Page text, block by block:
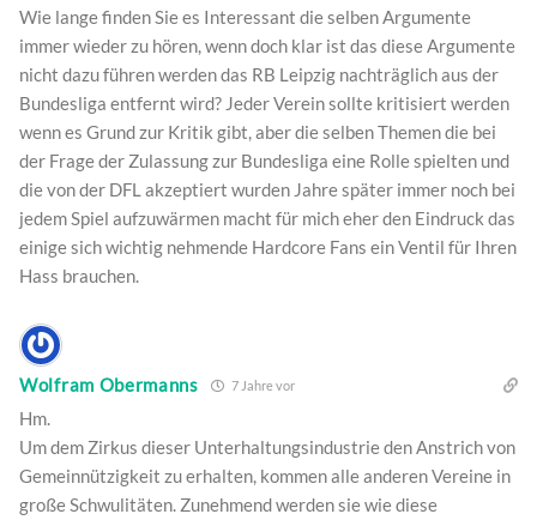
Wie lange finden Sie es Interessant die selben Argumente
immer wieder zu hören, wenn doch klar ist das diese Argumente
nicht dazu führen werden das RB Leipzig nachträglich aus der
Bundesliga entfernt wird? Jeder Verein sollte kritisiert werden
wenn es Grund zur Kritik gibt, aber die selben Themen die bei
der Frage der Zulassung zur Bundesliga eine Rolle spielten und
die von der DFL akzeptiert wurden Jahre später immer noch bei
jedem Spiel aufzuwärmen macht für mich eher den Eindruck das
einige sich wichtig nehmende Hardcore Fans ein Ventil für Ihren
Hass brauchen.
Wolfram Obermanns 7 Jahre vor
Hm.
Um dem Zirkus dieser Unterhaltungsindustrie den Anstrich von
Gemeinnützigkeit zu erhalten, kommen alle anderen Vereine in
große Schwulitäten. Zunehmend werden sie wie diese